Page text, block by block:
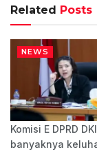
Related Posts
NEWS
Komisi E DPRD
banyaknya